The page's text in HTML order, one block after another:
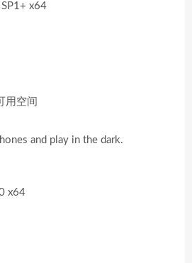
x64
用空间
and play in the dark.
x64